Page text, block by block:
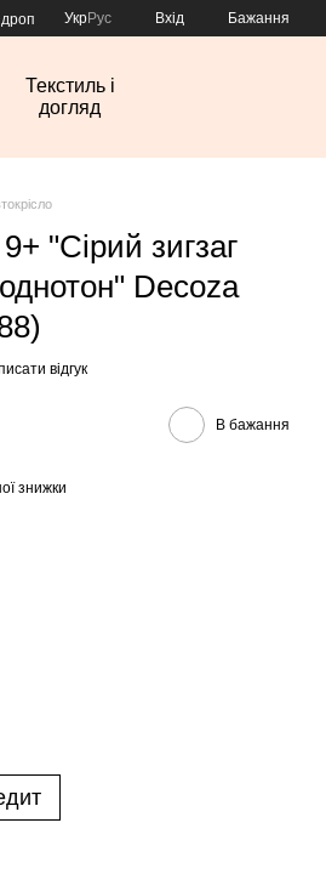
УкрРус Вхід Бажання
Текстиль і
догляд
"Сірий зигзаг
однотон" Decoza
відгук
В бажання
знижки